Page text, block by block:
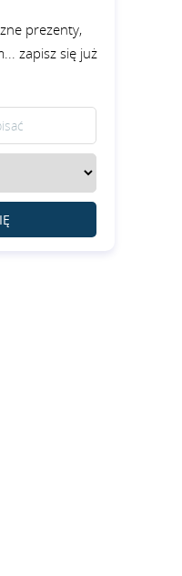
prezenty,
zapisz się już